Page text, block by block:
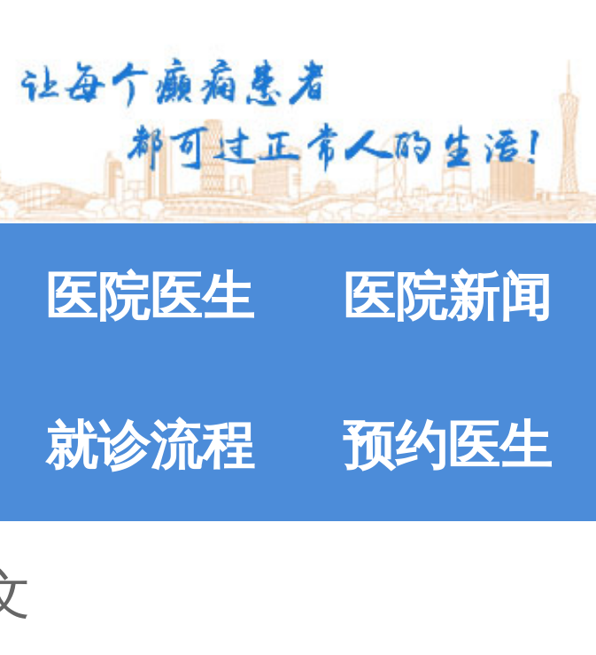
医院医生 医院新闻
就诊流程 预约医生